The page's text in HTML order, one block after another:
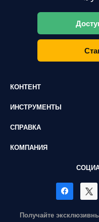
КОНТЕНТ
ИНСТРУМЕНТЫ
СПРАВКА
КОМПАНИЯ
Получайте